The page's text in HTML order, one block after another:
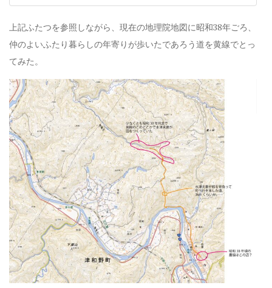
上記ふたつを参照しながら、現在の地理院地図に昭和38年ごろ、
仲のよいふたり暮らしの年寄りが歩いたであろう道を黄線でとっ
てみた。